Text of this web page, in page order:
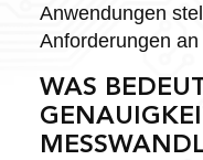
Anwendungen
Anforderungen
WAS